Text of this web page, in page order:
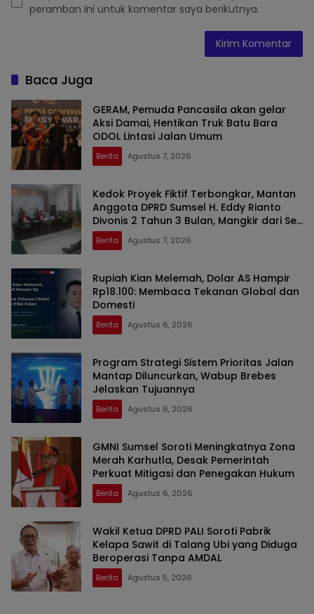
peramban ini untuk komentar saya berikutnya.
Baca Juga
GERAM, Pemuda Pancasila akan gelar
Aksi Damai, Hentikan Truk Batu Bara
ODOL Lintasi Jalan Umum
Berita Agustus 7, 2026
Kedok Proyek Fiktif Terbongkar, Mantan
Anggota DPRD Sumsel H. Eddy Rianto
Divonis 2 Tahun 3 Bulan, Mangkir dari Sel
Nyatakan Banding
Berita Agustus 7, 2026
Rupiah Kian Melemah, Dolar AS Hampir
Rp18.100: Membaca Tekanan Global dan
Domesti
Berita Agustus 6, 2026
Program Strategi Sistem Prioritas Jalan
Mantap Diluncurkan, Wabup Brebes
Jelaskan Tujuannya
Berita Agustus 6, 2026
GMNI Sumsel Soroti Meningkatnya Zona
Merah Karhutla, Desak Pemerintah
Perkuat Mitigasi dan Penegakan Hukum
Berita Agustus 6, 2026
Wakil Ketua DPRD PALI Soroti Pabrik
Kelapa Sawit di Talang Ubi yang Diduga
Beroperasi Tanpa AMDAL
Berita Agustus 5, 2026